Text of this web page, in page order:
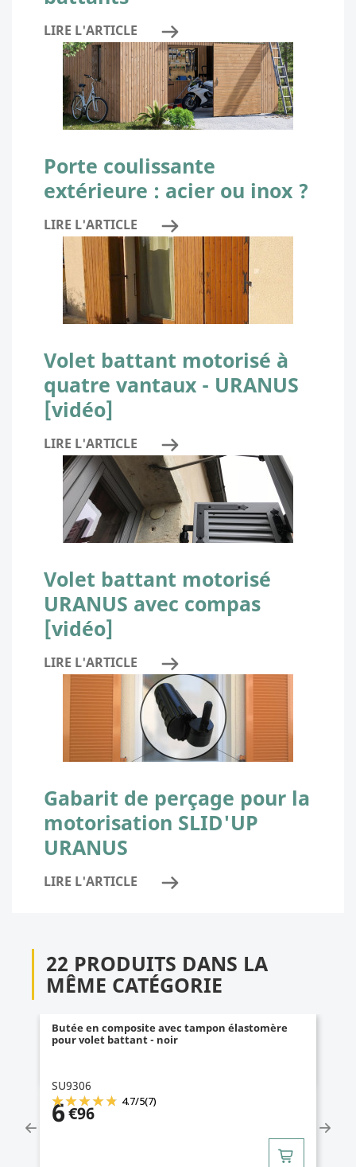
LIRE L'ARTICLE
Porte coulissante
extérieure : acier ou inox ?
LIRE L'ARTICLE
Volet battant motorisé à
quatre vantaux - URANUS
[vidéo]
LIRE L'ARTICLE
Volet battant motorisé
URANUS avec compas
[vidéo]
LIRE L'ARTICLE
Gabarit de perçage pour la
motorisation SLID'UP
URANUS
LIRE L'ARTICLE
22 PRODUITS DANS LA
MÊME CATÉGORIE
Butée en composite avec tampon élastomère
pour volet battant - noir
SU9306
4.7/5(7)
6€96